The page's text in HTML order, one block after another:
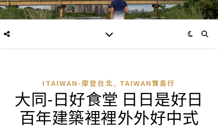
ITAIWAN-摩登台北, TAIWAN寶島行
大同-日好食堂 日日是好日
百年建築裡裡外外好中式